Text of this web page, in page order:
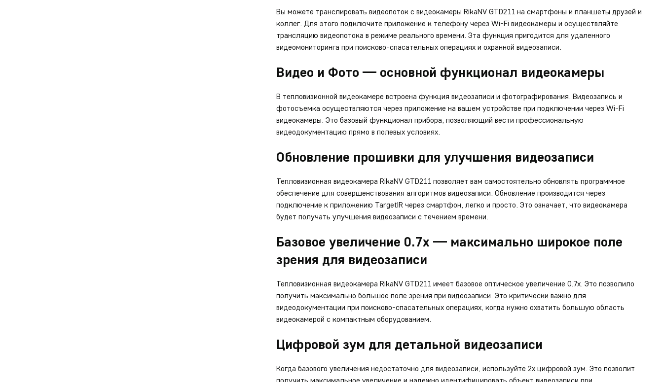
Вы можете транслировать видеопоток с видеокамеры RikaNV GTD211 на смартфоны и планшеты друзей и
коллег. Для этого подключите приложение к телефону через Wi-Fi видеокамеры и осуществляйте
трансляцию видеопотока в режиме реального времени. Эта функция пригодится для удаленного
видеомониторинга при поисково-спасательных операциях и охранной видеозаписи.
Видео и Фото — основной функционал видеокамеры
В тепловизионной видеокамере встроена функция видеозаписи и фотографирования. Видеозапись и
фотосъемка осуществляются через приложение на вашем устройстве при подключении через Wi-Fi
видеокамеры. Это базовый функционал прибора, позволяющий вести профессиональную
видеодокументацию прямо в полевых условиях.
Обновление прошивки для улучшения видеозаписи
Тепловизионная видеокамера RikaNV GTD211 позволяет вам самостоятельно обновлять программное
обеспечение для совершенствования алгоритмов видеозаписи. Обновление производится через
подключение к приложению TargetIR через смартфон, легко и просто. Это означает, что видеокамера
будет получать улучшения видеозаписи с течением времени.
Базовое увеличение 0.7х — максимально широкое поле
зрения для видеозаписи
Тепловизионная видеокамера RikaNV GTD211 имеет базовое оптическое увеличение 0.7х. Это позволило
получить максимально большое поле зрения при видеозаписи. Это критически важно для
видеодокументации при поисково-спасательных операциях, когда нужно охватить большую область
видеокамерой с компактным оборудованием.
Цифровой зум для детальной видеозаписи
Когда базового увеличения недостаточно для видеозаписи, используйте 2х цифровой зум. Это позволит